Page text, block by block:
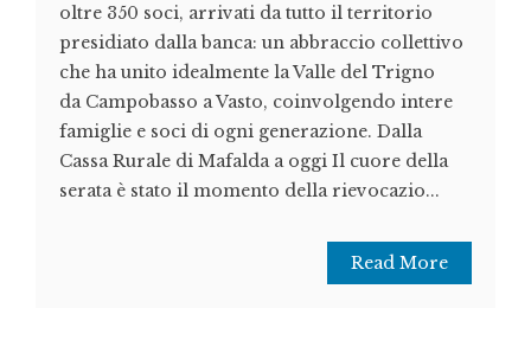
oltre 350 soci, arrivati da tutto il territorio
presidiato dalla banca: un abbraccio collettivo
che ha unito idealmente la Valle del Trigno
da Campobasso a Vasto, coinvolgendo intere
famiglie e soci di ogni generazione. Dalla
Cassa Rurale di Mafalda a oggi Il cuore della
serata è stato il momento della rievocazio...
Read More